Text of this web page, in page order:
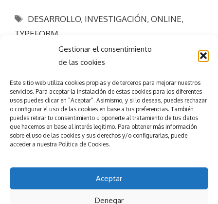
Gestionar el consentimiento
de las cookies
Este sitio web utiliza cookies propias y de terceros para mejorar nuestros
servicios. Para aceptar la instalación de estas cookies para los diferentes
usos puedes clicar en "Aceptar”. Asimismo, y si lo deseas, puedes rechazar
o configurar el uso de las cookies en base a tus preferencias. También
puedes retirar tu consentimiento u oponerte al tratamiento de tus datos
que hacemos en base al interés legítimo. Para obtener más información
sobre el uso de las cookies y sus derechos y/o configurarlas, puede
acceder a nuestra Política de Cookies.
Aceptar
Denegar
Etiquetas
DESARROLLO, INVESTIGACIÓN,ONLINE,
TYPEFORM
Consigue eléxito
en tu evento
Pedir presupuesto Nuestros servicios